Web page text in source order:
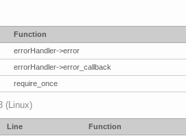
Function
errorHandler->error
errorHandler->error_callback
require_once
(Linux)
Line
Function